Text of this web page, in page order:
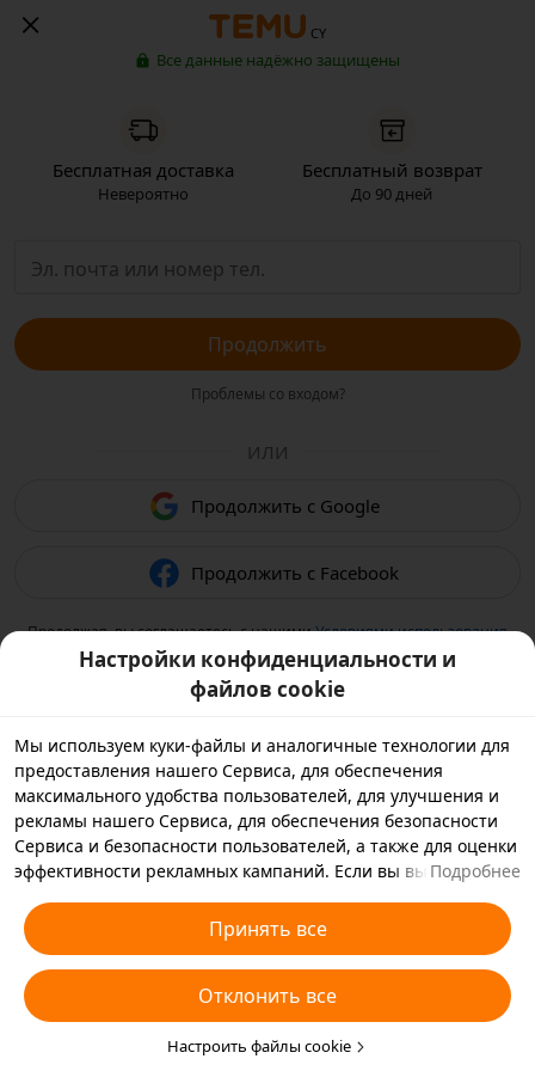
CY
Все данные надёжно защищены
Бесплатная доставка
Невероятно
Бесплатный возврат
До 90 дней
Продолжить
Проблемы со входом?
ИЛИ
Продолжить с Google
Продолжить с Facebook
Продолжая, вы соглашаетесь с нашимиУсловиями использования
и подтверждаете, что прочитали нашу Политику
конфиденциальности
Настройки конфиденциальности и
файлов cookie
Мы используем куки-файлы и аналогичные технологии для
предоставления нашего Сервиса, для обеспечения
максимального удобства пользователей, для улучшения и
рекламы нашего Сервиса, для обеспечения безопасности
Сервиса и безопасности пользователей, а также для оценки
эффективности рекламных кампаний. Если вы выбираете
с которыми мы работаем, будем хранить куки-файлы и
использовать аналогичные технологии на вашем
устройстве в рекламных целях. Вы также можете выбрать
«Отклонить все», чтобы отклонить все необязательные
куки-файлы, или выбрать, какие типы куки-файлов
необходимо принять или отклонить. Для этого нажмите
Подробнее
Принять все
Отклонить все
Настроить файлы cookie